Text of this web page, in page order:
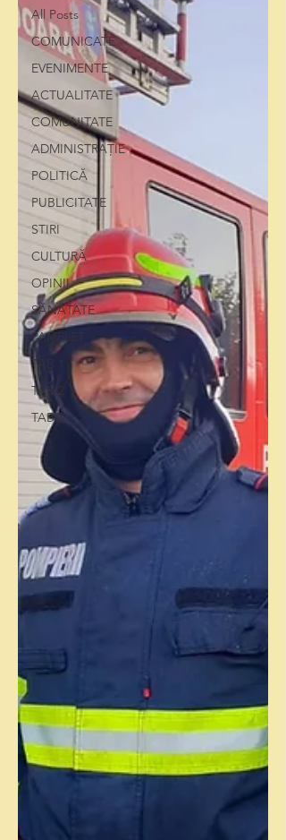
All Posts
COMUNICATE
EVENIMENTE
ACTUALITATE
COMUNITATE
ADMINISTRAȚIE
POLITICĂ
PUBLICITATE
STIRI
CULTURĂ
OPINII
SĂNĂTATE
PAMFLET
TAB 1
TAB 2
TAB 3